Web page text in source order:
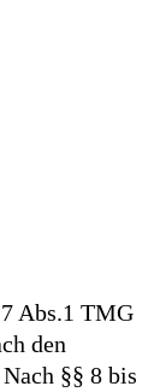
Abs.1 TMG
den
§§ 8 bis